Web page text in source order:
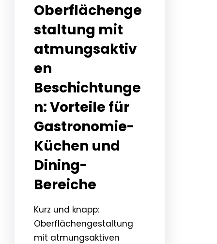
Oberflächenge
staltung mit
atmungsaktiv
en
Beschichtunge
n: Vorteile für
Gastronomie-
Küchen und
Dining-
Bereiche
Kurz und knapp:
Oberflächengestaltung
mit atmungsaktiven